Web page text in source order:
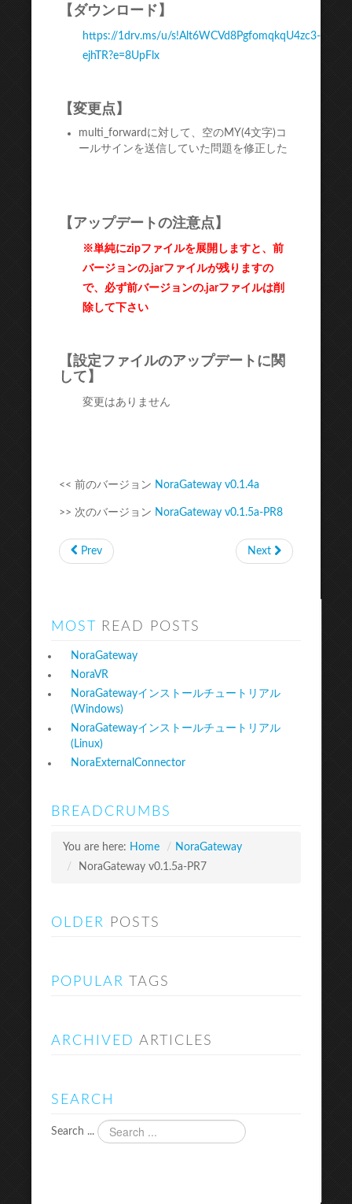
【ダウンロード】
https://1drv.ms/u/s!Alt6WCVd8PgfomqkqU4zc3-
ejhTR?e=8UpFlx
【変更点】
multi_forwardに対して、空のMY(4文字)コ
ールサインを送信していた問題を修正した
【アップデートの注意点】
※単純にzipファイルを展開しますと、前
バージョンの.jarファイルが残りますの
で、必ず前バージョンの.jarファイルは削
除して下さい
【設定ファイルのアップデートに関
して】
変更はありません
<< 前のバージョン NoraGateway v0.1.4a
>> 次のバージョン NoraGateway v0.1.5a-PR8
Prev Next
MOST READ POSTS
NoraGateway
NoraVR
NoraGatewayインストールチュートリアル
(Windows)
NoraGatewayインストールチュートリアル
(Linux)
NoraExternalConnector
BREADCRUMBS
You are here: Home / NoraGateway
/
NoraGateway v0.1.5a-PR7
OLDER POSTS
POPULAR TAGS
ARCHIVED ARTICLES
SEARCH
Search ...